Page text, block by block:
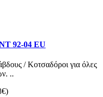
92-04 EU
/ Κοτσαδόροι για όλες
..